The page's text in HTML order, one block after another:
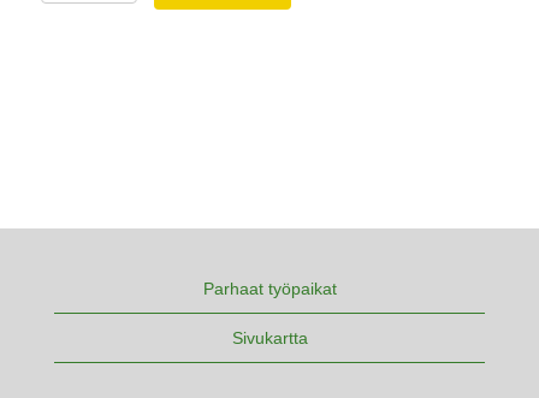
Parhaat työpaikat
Sivukartta